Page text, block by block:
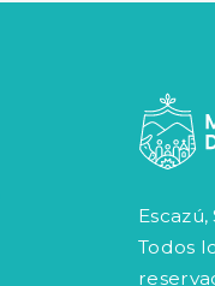
Escazú,
Todos